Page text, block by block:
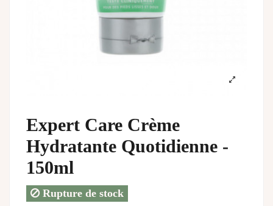
Expert Care Crème
Hydratante Quotidienne -
150ml
Rupture de stock